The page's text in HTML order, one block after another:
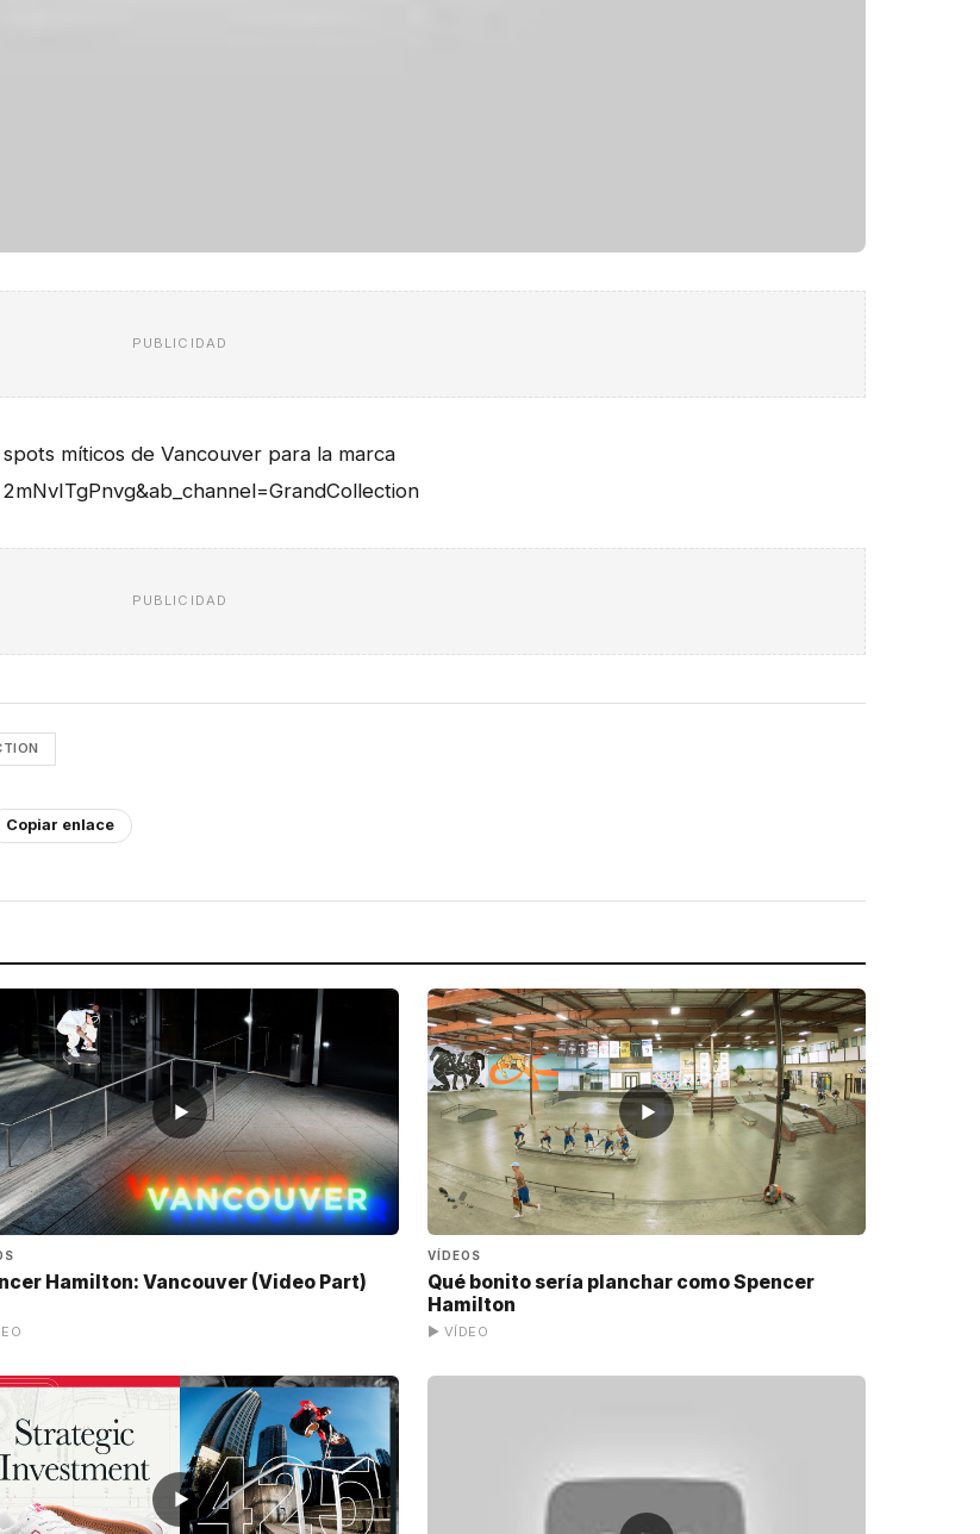
PUBLICIDAD
míticos de Vancouver para la marca
PUBLICIDAD
Copiar enlace
▶
Hamilton: Vancouver (Video Part)
▶
VÍDEOS
Qué bonito sería planchar como Spencer
Hamilton
▶ VÍDEO
▶